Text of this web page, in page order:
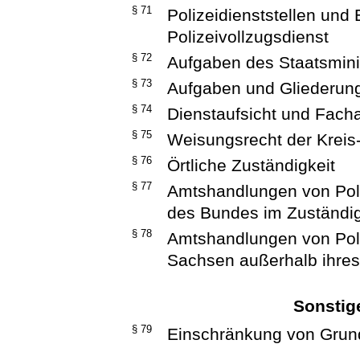
§ 71
Polizeidienststellen und
Polizeivollzugsdienst
§ 72 Aufgaben des
§ 73 Aufgaben und
§ 74 Dienstaufsicht und
§ 75 Weisungsrecht der
§ 76 Örtliche Zuständigkeit
§ 77
Amtshandlungen von
des Bundes im
§ 78
Amtshandlungen von
Sachsen außerhalb
§ 79 Einschränkung von